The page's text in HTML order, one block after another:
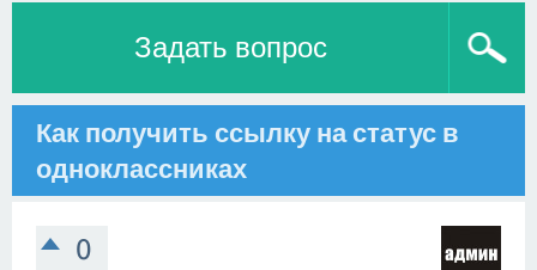
Задать вопрос
Как получить ссылку на статус в
одноклассниках
0